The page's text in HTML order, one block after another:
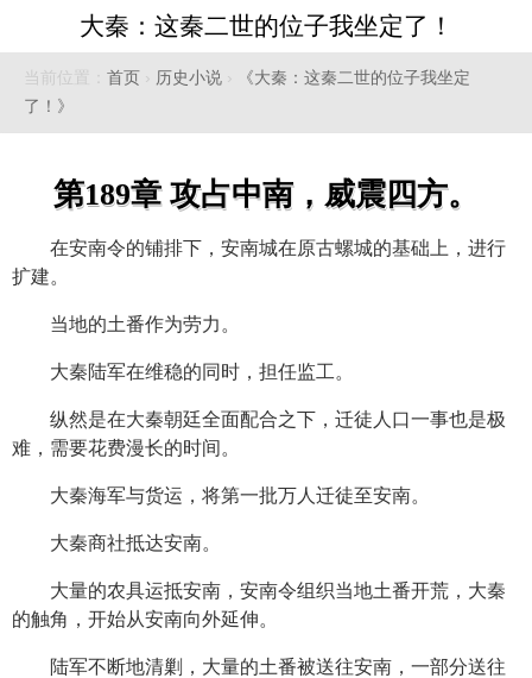
大秦：这秦二世的位子我坐定了！
当前位置： 首页 › 历史小说 ›
《大秦：这秦二世的位子我坐定
了！》
第189章 攻占中南，威震四方。
在安南令的铺排下，安南城在原古螺城的基础上，进行
扩建。
当地的土番作为劳力。
大秦陆军在维稳的同时，担任监工。
纵然是在大秦朝廷全面配合之下，迁徒人口一事也是极
难，需要花费漫长的时间。
大秦海军与货运，将第一批万人迁徒至安南。
大秦商社抵达安南。
大量的农具运抵安南，安南令组织当地土番开荒，大秦
的触角，开始从安南向外延伸。
陆军不断地清剿，大量的土番被送往安南，一部分送往